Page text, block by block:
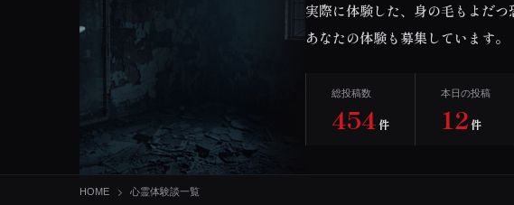
実際に体験した、身の毛もよだつ
あなたの体験も募集しています。
総投稿数
454件
本日の投稿
12件
HOME 心霊体験談一覧